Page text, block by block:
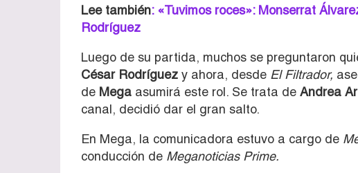
Lee también: «Tuvimos roces»: Monserrat
Rodríguez
Luego de su partida, muchos se preguntaron
César Rodríguez y ahora, desde El Filtrador,
de Mega asumirá este rol. Se trata de Andrea
canal, decidió dar el gran salto.
En Mega, la comunicadora estuvo a cargo de
conducción de Meganoticias Prime.